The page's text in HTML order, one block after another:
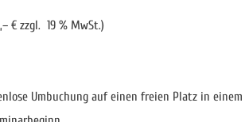
€ zzgl. 19 % MwSt.)
Umbuchung auf einen freien Platz in einem